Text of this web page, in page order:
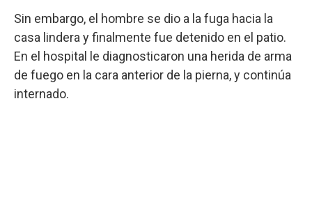
Sin embargo, el hombre se dio a la fuga hacia la
casa lindera y finalmente fue detenido en el patio.
En el hospital le diagnosticaron una herida de arma
de fuego en la cara anterior de la pierna, y continúa
internado.